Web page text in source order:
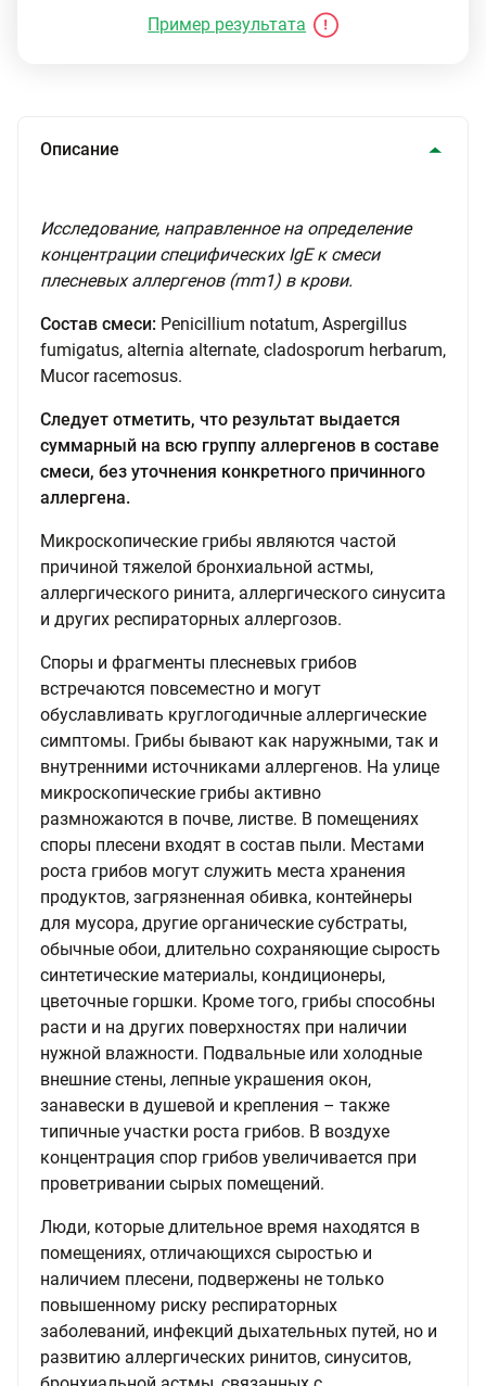
Пример результата
Описание
Исследование, направленное на определение
концентрации специфических IgE к смеси
плесневых аллергенов (mm1) в крови.
Состав смеси: Penicillium notatum, Aspergillus
fumigatus, alternia alternate, cladosporum herbarum,
Mucor racemosus.
Следует отметить, что результат выдается
суммарный на всю группу аллергенов в составе
смеси, без уточнения конкретного причинного
аллергена.
Микроскопические грибы являются частой
причиной тяжелой бронхиальной астмы,
аллергического ринита, аллергического синусита
и других респираторных аллергозов.
Споры и фрагменты плесневых грибов
встречаются повсеместно и могут
обуславливать круглогодичные аллергические
симптомы. Грибы бывают как наружными, так и
внутренними источниками аллергенов. На улице
микроскопические грибы активно
размножаются в почве, листве. В помещениях
споры плесени входят в состав пыли. Местами
роста грибов могут служить места хранения
продуктов, загрязненная обивка, контейнеры
для мусора, другие органические субстраты,
обычные обои, длительно сохраняющие сырость
синтетические материалы, кондиционеры,
цветочные горшки. Кроме того, грибы способны
расти и на других поверхностях при наличии
нужной влажности. Подвальные или холодные
внешние стены, лепные украшения окон,
занавески в душевой и крепления – также
типичные участки роста грибов. В воздухе
концентрация спор грибов увеличивается при
проветривании сырых помещений.
Люди, которые длительное время находятся в
помещениях, отличающихся сыростью и
наличием плесени, подвержены не только
повышенному риску респираторных
заболеваний, инфекций дыхательных путей, но и
развитию аллергических ринитов, синуситов,